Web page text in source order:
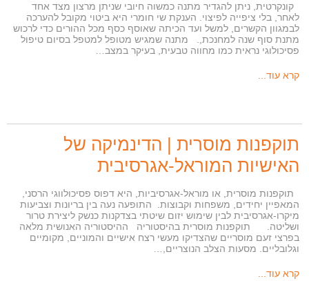
קונקרטית, ניתן להגדיר מתנה כמשוה חיובי שניתן מרצון מצד אחד
לאחר, בלי ציפייה לפיצוי. הענקת שי חומרי היא ביטוי מקובל להערכה
לבמגוון הקשרים, למשל ועד הכיתה שאוסף כסף מכל ההורים כדי לרכוש
מתנת סוף שנה למחנכת,. מתנה שמגיש מטופל למטפל בסיום טיפול
פסיכולוגי נראית כמו מחווה טבעית, בעיקר במצב…
קרא עוד...
תוקפנות מוסרית | הדינמיקה של
האישיות המוראל-אגרסיבית
תוקפנות מוסרית, או מוראל-אגרסיביות, היא דפוס פסיכולווגי הרסני,
המאפיין יחידים, משפחות וקבוצות. התופעה נעה בין בריונות וצביעות
מיקרו-אגרסיבית לבין שימוש יזום שיטתי בצדקנות כנשק ליצירת טרור
ושליטה. תוקפנות מוסרית בהיסטוריה ההיסטוריה האנושית מלאה
בפרצי זעם מוסריים שהצדיקו מעשי רצח אישיים והמוניים, מקומיים
וגלובליים. מסעות הצלב הנוצריים,…
קרא עוד...